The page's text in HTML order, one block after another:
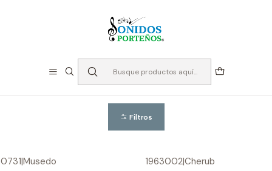
Teclados Pedales
Pedales
Filtros
|Musedo 1963002|Cherub